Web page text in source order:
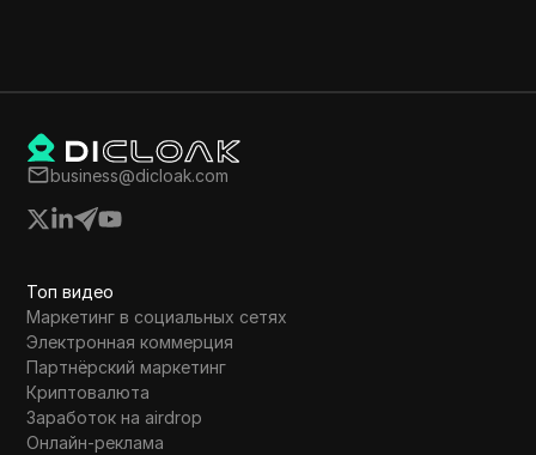
business@dicloak.com
Топ видео
Маркетинг в социальных сетях
Электронная коммерция
Партнёрский маркетинг
Криптовалюта
Заработок на airdrop
Онлайн-реклама